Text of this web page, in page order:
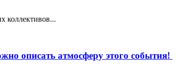
коллективов...
описать атмосферу этого события!